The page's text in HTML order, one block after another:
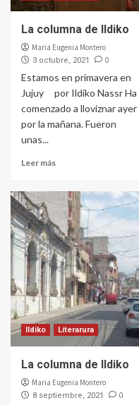
La columna de Ildiko
Maria Eugenia Montero
3 octubre, 2021 0
Estamos en primavera en
Jujuy por Ildiko Nassr Ha
comenzado a lloviznar ayer
por la mañana. Fueron
unas...
Leer más
Ildiko Literarura
La columna de Ildiko
Maria Eugenia Montero
8 septiembre, 2021 0